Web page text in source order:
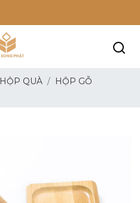
HỘP QUÀ
HỘP GỖ